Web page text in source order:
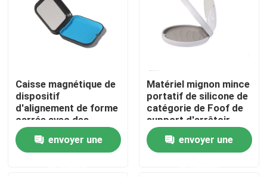
Accueil
A propos de nous
Caisse magnétique de
dispositif
d'alignement de forme
carrée avec des
couleurs multi de
contrat de miroir
envoyer une
Matériel mignon mince
portatif de silicone de
catégorie de Foof de
support d'arrêtoir
avec le miroir
envoyer une